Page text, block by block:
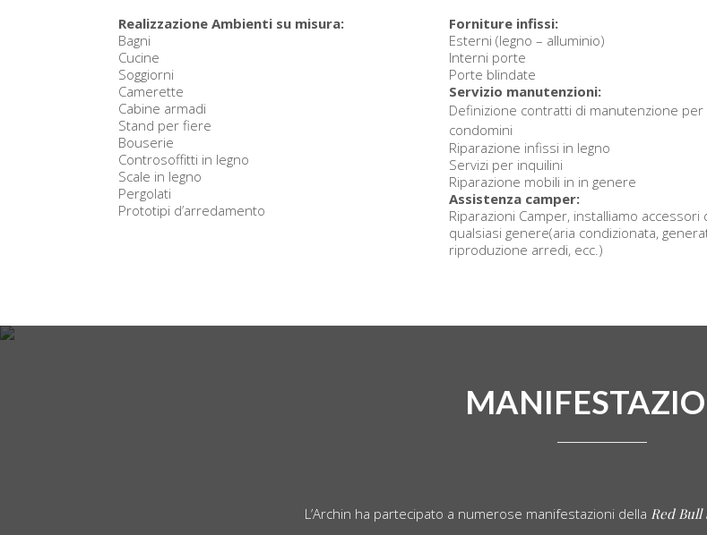
Realizzazione Ambienti su misura:
Bagni
Cucine
Soggiorni
Camerette
Cabine armadi
Stand per fiere
Bouserie
Controsoffitti in legno
Scale in legno
Pergolati
Prototipi d’arredamento
Forniture infissi:
Esterni (legno – alluminio)
Interni porte
Porte blindate
Servizio manutenzioni:
Definizione contratti di manutenzione per
condomini
Riparazione infissi in legno
Servizi per inquilini
Riparazione mobili in in genere
Assistenza camper:
Riparazioni Camper, installiamo accessori
qualsiasi genere(aria condizionata,
riproduzione arredi, ecc.)
L’Archin ha partecipato a numerose manifestazioni della Red Bull